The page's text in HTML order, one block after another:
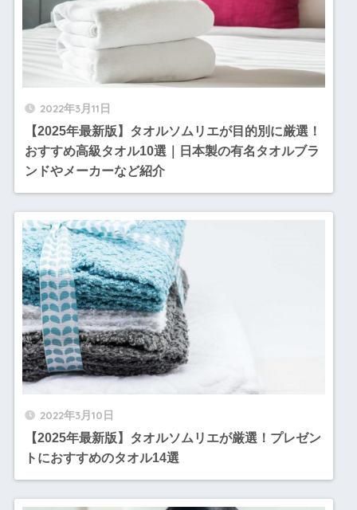
2022年3月11日
【2025年最新版】タオルソムリエが目的別に厳選！
おすすめ高級タオル10選｜日本製の有名タオルブラ
ンドやメーカーなど紹介
2022年3月10日
【2025年最新版】タオルソムリエが厳選！プレゼン
トにおすすめのタオル14選